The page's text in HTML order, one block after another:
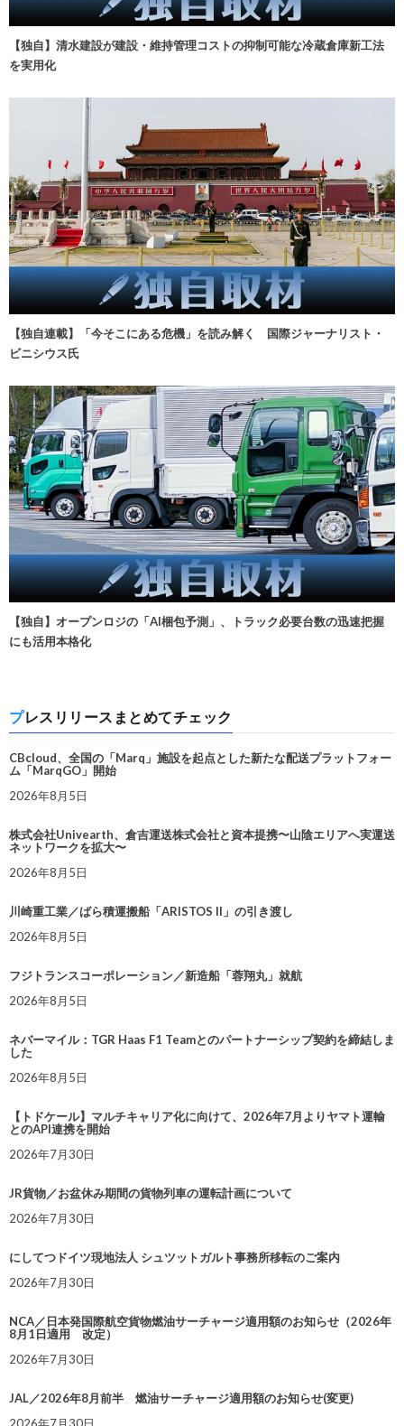
【独自】清水建設が建設・維持管理コストの抑制可能な冷蔵倉庫新工法
を実用化
【独自連載】「今そこにある危機」を読み解く 国際ジャーナリスト・
ビニシウス氏
【独自】オープンロジの「AI梱包予測」、トラック必要台数の迅速把握
にも活用本格化
プレスリリースまとめてチェック
CBcloud、全国の「Marq」施設を起点とした新たな配送プラットフォー
ム「MarqGO」開始
2026年8月5日
株式会社Univearth、倉吉運送株式会社と資本提携〜山陰エリアへ実運送
ネットワークを拡大〜
2026年8月5日
川崎重工業／ばら積運搬船「ARISTOS II」の引き渡し
2026年8月5日
フジトランスコーポレーション／新造船「蓉翔丸」就航
2026年8月5日
ネバーマイル：TGR Haas F1 Teamとのパートナーシップ契約を締結しま
した
2026年8月5日
【トドケール】マルチキャリア化に向けて、2026年7月よりヤマト運輸
とのAPI連携を開始
2026年7月30日
JR貨物／お盆休み期間の貨物列車の運転計画について
2026年7月30日
にしてつドイツ現地法人 シュツットガルト事務所移転のご案内
2026年7月30日
NCA／日本発国際航空貨物燃油サーチャージ適用額のお知らせ（2026年
8月1日適用 改定）
2026年7月30日
JAL／2026年8月前半 燃油サーチャージ適用額のお知らせ(変更)